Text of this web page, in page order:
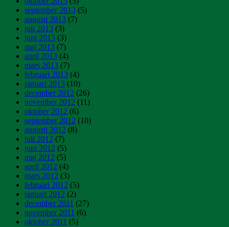
september 2013 (5)
augusti 2013 (7)
juli 2013 (3)
juni 2013 (3)
maj 2013 (7)
april 2013 (4)
mars 2013 (7)
februari 2013 (4)
januari 2013 (10)
december 2012 (26)
november 2012 (11)
oktober 2012 (6)
september 2012 (10)
augusti 2012 (8)
juli 2012 (7)
juni 2012 (5)
maj 2012 (5)
april 2012 (4)
mars 2012 (3)
februari 2012 (5)
januari 2012 (2)
december 2011 (27)
november 2011 (6)
oktober 2011 (5)